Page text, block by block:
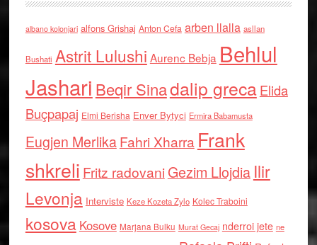
albano kolonjari alfons Grishaj Anton Cefa arben llalla asllan
Bushati Astrit Lulushi Aurenc Bebja Behlul
Jashari Beqir Sinadalip grecaElida
Buçpapaj Elmi Berisha Enver Bytyci Ermira Babamusta
Eugjen MerlikaFahri Xharra Frank
shkreli Fritz radovaniGezim Llojdia Ilir
Levonja Interviste Keze Kozeta Zylo Kolec Traboini
kosova Kosove Marjana Bulku Murat Gecaj nderroi jete ne